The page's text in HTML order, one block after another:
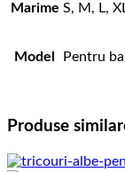
Marime S, M, L,
Model Pentru
Produse